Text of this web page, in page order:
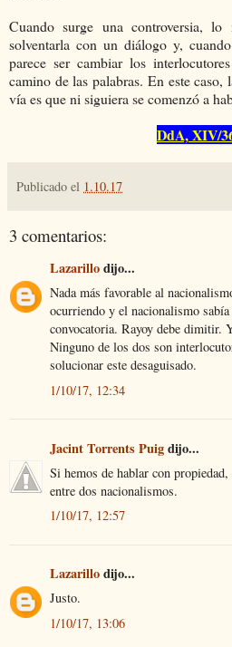
Cuando surge una controversia,
solventarla con un diálogo y,
parece ser cambiar los
camino de las palabras. En este
vía es que ni siguiera se comenzó a
DdA, XIV/
Publicado el 1.10.17
3 comentarios:
Lazarillodijo...
Nada más favorable al
ocurriendo y el nacionalismo
convocatoria. Rayoy debe dimitir.
Ninguno de los dos son
solucionar este desaguisado.
1/10/17, 12:34
Jacint Torrents Puigdijo...
Si hemos de hablar con
entre dos nacionalismos.
1/10/17, 12:57
Lazarillodijo...
Justo.
1/10/17, 13:06